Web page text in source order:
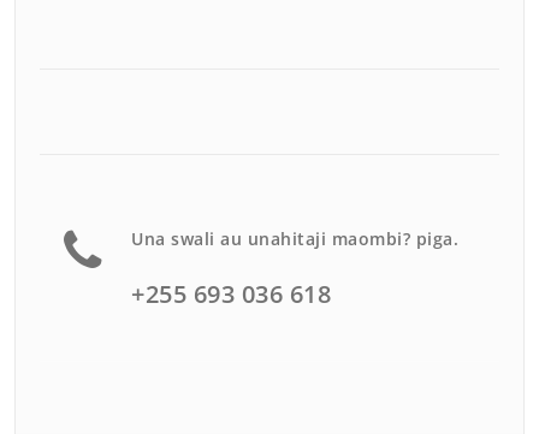
Una swali au unahitaji maombi? piga.
+255 693 036 618